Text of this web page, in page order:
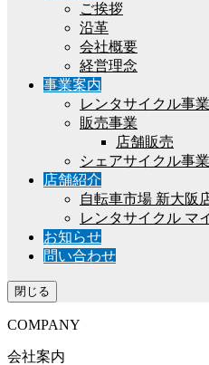
ご挨拶
沿革
会社概要
経営理念
事業案内
レンタサイクル事業
販売事業
店舗販売
シェアサイクル事業
店舗紹介
自転車市場 新大阪
レンタサイクル マ
お知らせ
問い合わせ
閉じる
COMPANY
会社案内